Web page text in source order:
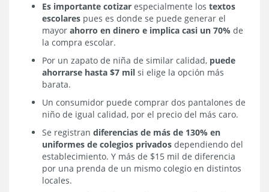
Es importante cotizar especialmente los textos
escolares pues es donde se puede generar el
mayor ahorro en dinero e implica casi un 70% de
la compra escolar.
Por un zapato de niña de similar calidad, puede
ahorrarse hasta $7 mil si elige la opción más
barata.
Un consumidor puede comprar dos pantalones de
niño de igual calidad, por el precio del más caro.
Se registran diferencias de más de 130% en
uniformes de colegios privados dependiendo del
establecimiento. Y más de $15 mil de diferencia
por una prenda de un mismo colegio en distintos
locales.